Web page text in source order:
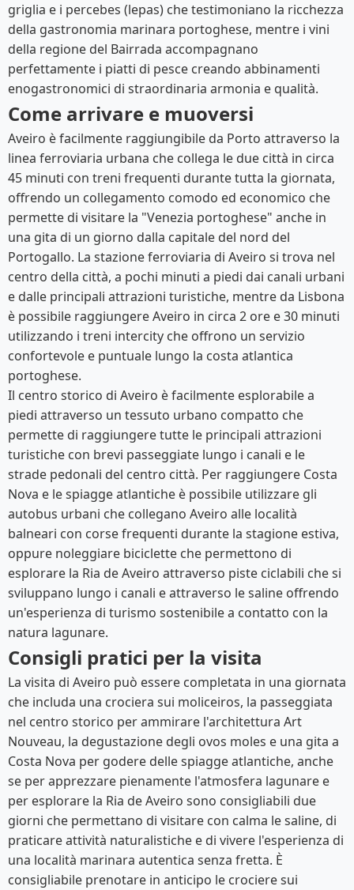
griglia e i percebes (lepas) che testimoniano la ricchezza
della gastronomia marinara portoghese, mentre i vini
della regione del Bairrada accompagnano
perfettamente i piatti di pesce creando abbinamenti
enogastronomici di straordinaria armonia e qualità.
Come arrivare e muoversi
Aveiro è facilmente raggiungibile da Porto attraverso la
linea ferroviaria urbana che collega le due città in circa
45 minuti con treni frequenti durante tutta la giornata,
offrendo un collegamento comodo ed economico che
permette di visitare la "Venezia portoghese" anche in
una gita di un giorno dalla capitale del nord del
Portogallo. La stazione ferroviaria di Aveiro si trova nel
centro della città, a pochi minuti a piedi dai canali urbani
e dalle principali attrazioni turistiche, mentre da Lisbona
è possibile raggiungere Aveiro in circa 2 ore e 30 minuti
utilizzando i treni intercity che offrono un servizio
confortevole e puntuale lungo la costa atlantica
portoghese.
Il centro storico di Aveiro è facilmente esplorabile a
piedi attraverso un tessuto urbano compatto che
permette di raggiungere tutte le principali attrazioni
turistiche con brevi passeggiate lungo i canali e le
strade pedonali del centro città. Per raggiungere Costa
Nova e le spiagge atlantiche è possibile utilizzare gli
autobus urbani che collegano Aveiro alle località
balneari con corse frequenti durante la stagione estiva,
oppure noleggiare biciclette che permettono di
esplorare la Ria de Aveiro attraverso piste ciclabili che si
sviluppano lungo i canali e attraverso le saline offrendo
un'esperienza di turismo sostenibile a contatto con la
natura lagunare.
Consigli pratici per la visita
La visita di Aveiro può essere completata in una giornata
che includa una crociera sui moliceiros, la passeggiata
nel centro storico per ammirare l'architettura Art
Nouveau, la degustazione degli ovos moles e una gita a
Costa Nova per godere delle spiagge atlantiche, anche
se per apprezzare pienamente l'atmosfera lagunare e
per esplorare la Ria de Aveiro sono consigliabili due
giorni che permettano di visitare con calma le saline, di
praticare attività naturalistiche e di vivere l'esperienza di
una località marinara autentica senza fretta. È
consigliabile prenotare in anticipo le crociere sui